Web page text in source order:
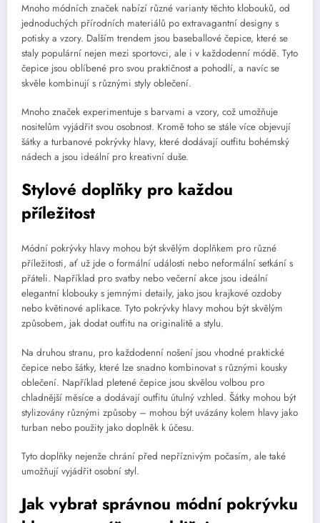
Mnoho módních značek nabízí různé varianty těchto klobouků, od
jednoduchých přírodních materiálů po extravagantní designy s
potisky a vzory. Dalším trendem jsou baseballové čepice, které se
staly populární nejen mezi sportovci, ale i v každodenní módě. Tyto
čepice jsou oblíbené pro svou praktičnost a pohodlí, a navíc se
skvěle kombinují s různými styly oblečení.
Mnoho značek experimentuje s barvami a vzory, což umožňuje
nositelům vyjádřit svou osobnost. Kromě toho se stále více objevují
šátky a turbanové pokrývky hlavy, které dodávají outfitu bohémský
nádech a jsou ideální pro kreativní duše.
Stylové doplňky pro každou
příležitost
Módní pokrývky hlavy mohou být skvělým doplňkem pro různé
příležitosti, ať už jde o formální události nebo neformální setkání s
přáteli. Například pro svatby nebo večerní akce jsou ideální
elegantní klobouky s jemnými detaily, jako jsou krajkové ozdoby
nebo květinové aplikace. Tyto pokrývky hlavy mohou být skvělým
způsobem, jak dodat outfitu na originalitě a stylu.
Na druhou stranu, pro každodenní nošení jsou vhodné praktické
čepice nebo šátky, které lze snadno kombinovat s různými kousky
oblečení. Například pletené čepice jsou skvělou volbou pro
chladnější měsíce a dodávají outfitu útulný vzhled. Šátky mohou být
stylizovány různými způsoby – mohou být uvázány kolem hlavy jako
turban nebo použity jako doplněk k účesu.
Tyto doplňky nejenže chrání před nepříznivým počasím, ale také
umožňují vyjádřit osobní styl.
Jak vybrat správnou módní pokrývku